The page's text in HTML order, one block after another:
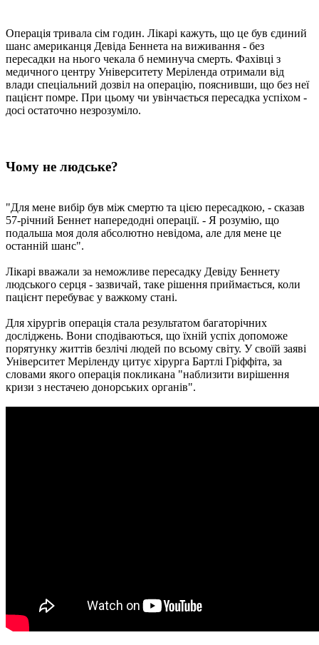
Операція тривала сім годин. Лікарі кажуть, що це був єдиний
шанс американця Девіда Беннета на виживання - без
пересадки на нього чекала б неминуча смерть. Фахівці з
медичного центру Університету Меріленда отримали від
влади спеціальний дозвіл на операцію, пояснивши, що без неї
пацієнт помре. При цьому чи увінчається пересадка успіхом -
досі остаточно незрозуміло.
Чому не людське?
"Для мене вибір був між смертю та цією пересадкою, - сказав
57-річний Беннет напередодні операції. - Я розумію, що
подальша моя доля абсолютно невідома, але для мене це
останній шанс".
Лікарі вважали за неможливе пересадку Девіду Беннету
людського серця - зазвичай, таке рішення приймається, коли
пацієнт перебуває у важкому стані.
Для хірургів операція стала результатом багаторічних
досліджень. Вони сподіваються, що їхній успіх допоможе
порятунку життів безлічі людей по всьому світу. У своїй заяві
Університет Меріленду цитує хірурга Бартлі Гріффіта, за
словами якого операція покликана "наблизити вирішення
кризи з нестачею донорських органів".